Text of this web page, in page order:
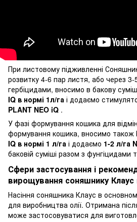
При листовому підживленні
розвитку 4-6 пар листя, або через 3-
гербіцидами, вносимо в бакову суміш
IQ в нормі 1л/га і додаємо
PLANT NEO iQ .
У фазі формування кошика для
формування кошика, вносимо також
IQ в нормі 1 л/га і додаємо 1-2 л/га
баковій суміші разом з фунгіцидами
Сфери застосування і
вирощування соняшнику Клаус
Насіння соняшника Клаус в
для виробництва олії. Отримана
може застосовуватися для